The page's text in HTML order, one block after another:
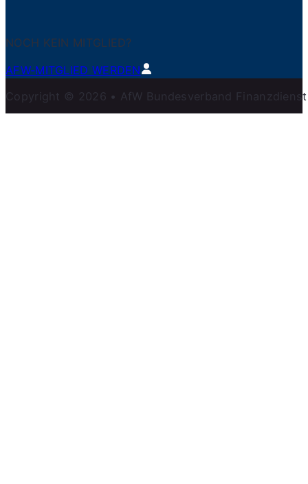
NOCH KEIN MITGLIED?
AFW-MITGLIED WERDEN
Copyright © 2026 • AfW Bundesverband